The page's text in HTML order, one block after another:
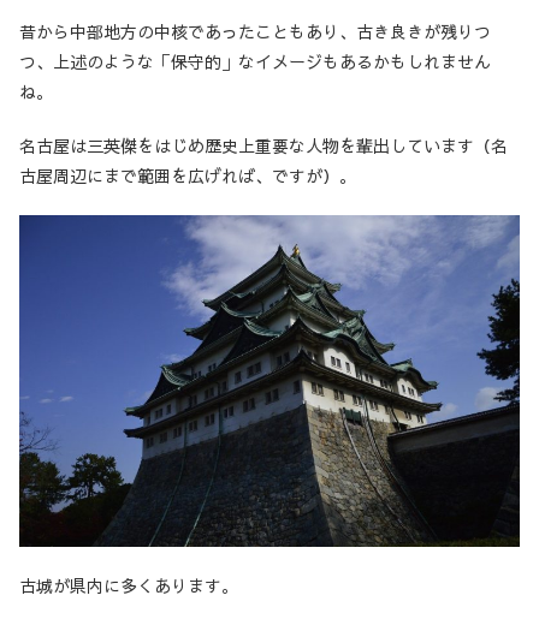
昔から中部地方の中核であったこともあり、古き良きが残りつ
つ、上述のような「保守的」なイメージもあるかもしれません
ね。
名古屋は三英傑をはじめ歴史上重要な人物を輩出しています（名
古屋周辺にまで範囲を広げれば、ですが）。
古城が県内に多くあります。